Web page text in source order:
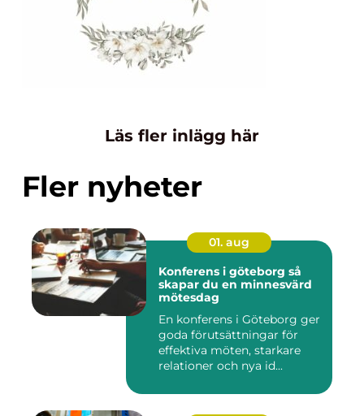
Läs fler inlägg här
Fler nyheter
01. aug
Konferens i göteborg så
skapar du en minnesvärd
mötesdag
En konferens i Göteborg ger
goda förutsättningar för
effektiva möten, starkare
relationer och nya id...